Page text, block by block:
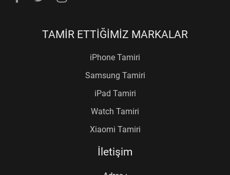
TAMİR ETTİĞİMİZ MARKALAR
iPhone Tamiri
Samsung Tamiri
iPad Tamiri
Watch Tamiri
Xiaomi Tamiri
İletişim